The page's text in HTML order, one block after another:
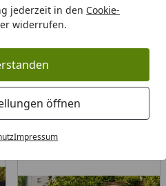
jederzeit in den Cookie-
widerrufen.
öffnen
Impressum
gefunden